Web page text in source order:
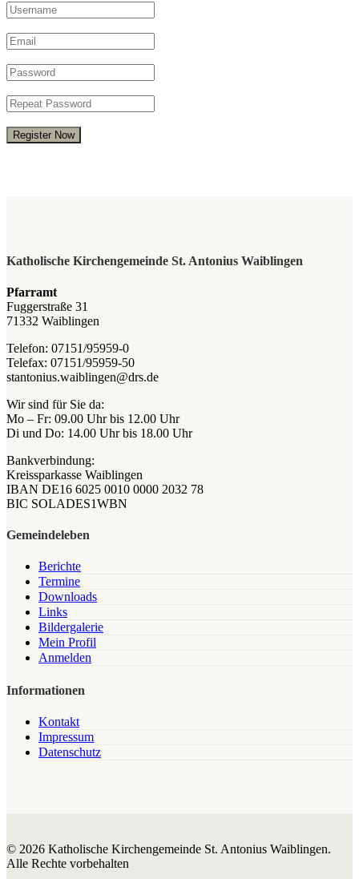
Register Now
Katholische Kirchengemeinde St. Antonius Waiblingen
Pfarramt
Fuggerstraße 31
71332 Waiblingen
Telefon: 07151/95959-0
Telefax: 07151/95959-50
stantonius.waiblingen@drs.de
Wir sind für Sie da:
Mo – Fr: 09.00 Uhr bis 12.00 Uhr
Di und Do: 14.00 Uhr bis 18.00 Uhr
Bankverbindung:
Kreissparkasse Waiblingen
IBAN DE16 6025 0010 0000 2032 78
BIC SOLADES1WBN
Gemeindeleben
Berichte
Termine
Downloads
Links
Bildergalerie
Mein Profil
Anmelden
Informationen
Kontakt
Impressum
Datenschutz
© 2026 Katholische Kirchengemeinde St. Antonius Waiblingen.
Alle Rechte vorbehalten